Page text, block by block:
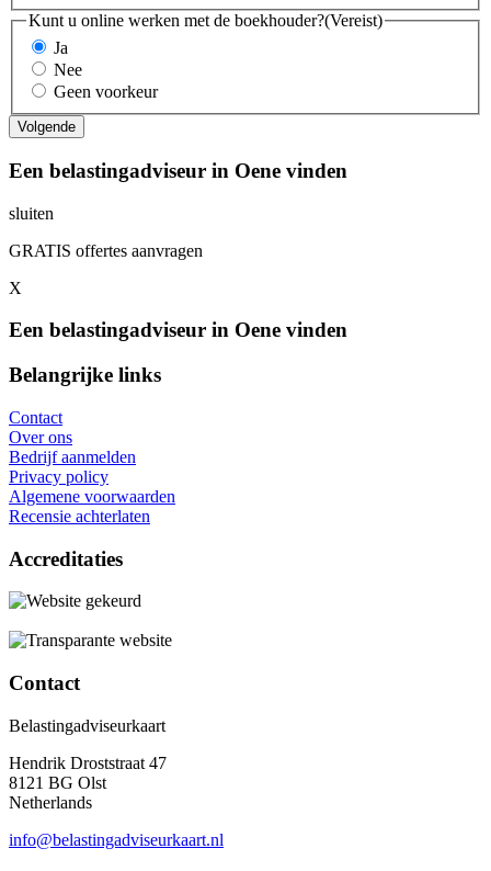
Kunt u online werken met de boekhouder?(Vereist)
Ja
Nee
Geen voorkeur
Een belastingadviseur in Oene vinden
sluiten
GRATIS offertes aanvragen
X
Een belastingadviseur in Oene vinden
Belangrijke links
Contact
Over ons
Bedrijf aanmelden
Privacy policy
Algemene voorwaarden
Recensie achterlaten
Accreditaties
Contact
Belastingadviseurkaart
Hendrik Droststraat 47
8121 BG Olst
Netherlands
info@belastingadviseurkaart.nl